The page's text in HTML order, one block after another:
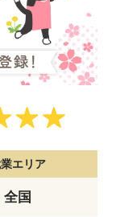
エリア
全国